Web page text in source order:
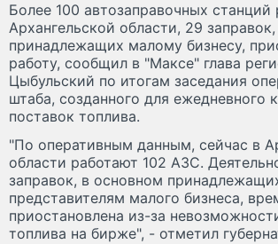
Более 100 автозаправочных станций
Архангельской области, 29
принадлежащих малому бизнесу,
работу, сообщил в "Максе" глава
Цыбульский по итогам заседания
штаба, созданного для ежедневного
поставок топлива.
"По оперативным данным, сейчас в
области работают 102 АЗС.
заправок, в основном
представителям малого бизнеса,
приостановлена из-за
топлива на бирже", - отметил